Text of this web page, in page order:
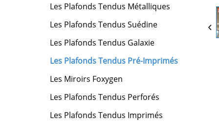
Les Plafonds Tendus Métalliques
Les Plafonds Tendus Suédine
Les Plafonds Tendus Galaxie
Les Plafonds Tendus Pré-Imprimés
Les Miroirs Foxygen
Les Plafonds Tendus Perforés
Les Plafonds Tendus Imprimés